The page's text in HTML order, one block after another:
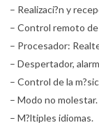
– Realizaci?n y
– Control remoto
– Procesador:
– Despertador,
– Control de la
– Modo no molestar.
– M?ltiples idiomas.